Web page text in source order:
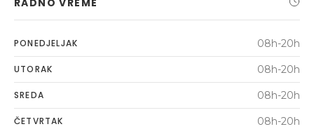
PONEDJELJAK 08h-20h
UTORAK 08h-20h
SREDA 08h-20h
ČETVRTAK 08h-20h